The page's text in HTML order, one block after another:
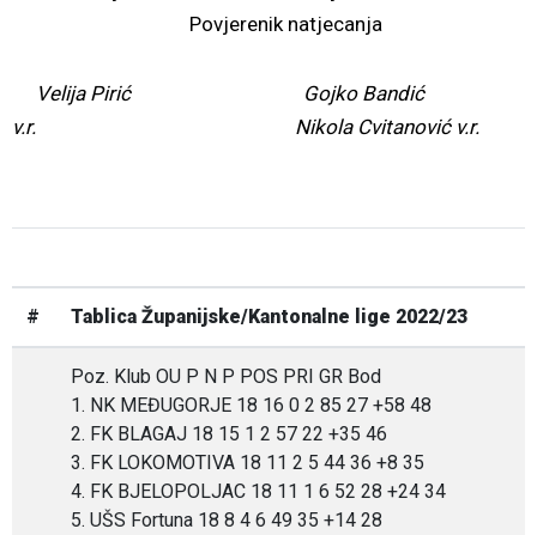
Povjerenik natjecanja
Velija Pirić Gojko Bandić
v.r. Nikola Cvitanović v.r.
# Tablica Županijske/Kantonalne lige 2022/23
Poz. Klub OU P N P POS PRI GR Bod
1. NK MEĐUGORJE 18 16 0 2 85 27 +58 48
2. FK BLAGAJ 18 15 1 2 57 22 +35 46
3. FK LOKOMOTIVA 18 11 2 5 44 36 +8 35
4. FK BJELOPOLJAC 18 11 1 6 52 28 +24 34
5. UŠS Fortuna 18 8 4 6 49 35 +14 28